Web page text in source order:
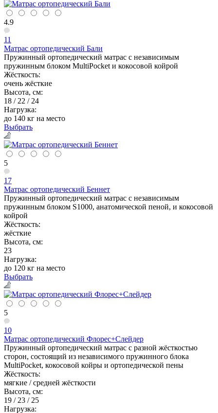
4.9
11
Матрас ортопедический Бали
Пружинный ортопедический матрас с независимым
пружинным блоком MultiPocket и кокосовой койрой
Жёсткость:
очень жёсткие
Высота, см:
18 / 22 / 24
Нагрузка:
до 140 кг на место
Выбрать
5
17
Матрас ортопедический Беннет
Пружинный ортопедический матрас с независимым
пружинным блоком S1000, анатомической пеной, и кокосовой
койрой
Жёсткость:
жёсткие
Высота, см:
23
Нагрузка:
до 120 кг на место
Выбрать
5
10
Матрас ортопедический Флорес+Слейдер
Пружинный ортопедический матрас с разной жёсткостью
сторон, состоящий из независимого пружинного блока
MultiPocket, кокосовой койры и ортопедической пены
Жёсткость:
мягкие / средней жёсткости
Высота, см:
19 / 23 / 25
Нагрузка: